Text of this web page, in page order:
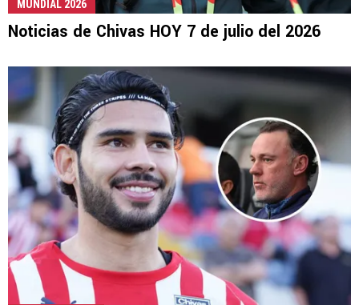
MUNDIAL 2026
Noticias de Chivas HOY 7 de julio del 2026